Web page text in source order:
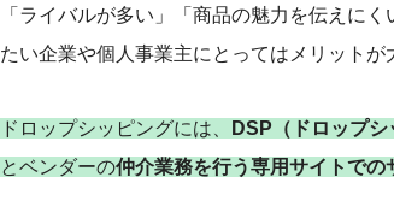
「ライバルが多い」「商品の魅力を伝えに
たい企業や個人事業主にとってはメリットが
ドロップシッピングには、 DSP（ドロップシ
とベンダーの仲介業務を行う専用サイトでの